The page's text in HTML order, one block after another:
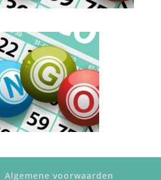
Algemene voorwaarden